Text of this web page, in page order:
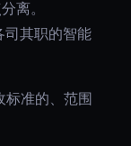
离。
司其职的智能
标准的、范围